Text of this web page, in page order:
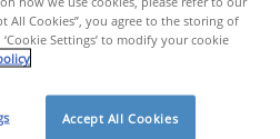
en œuvre une stratégie
un concept stratégique, elles
une stratégie qui s’inscrive
générale et
la rémunération, des talents
All Cookies”, you agree to the storing of
Settings’ to modify your cookie
Accept All Cookies